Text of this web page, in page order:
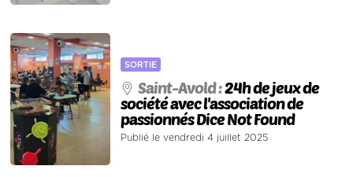
SORTIE
Saint-Avold :24h de jeux de
société avec l'association de
passionnés Dice Not Found
Publié le vendredi 4 juillet 2025